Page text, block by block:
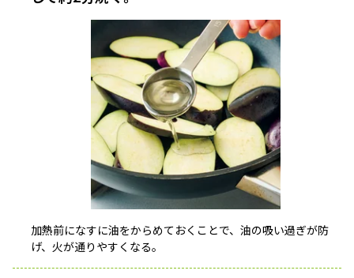
加熱前になすに油をからめておくことで、油の吸い過ぎが防
げ、火が通りやすくなる。